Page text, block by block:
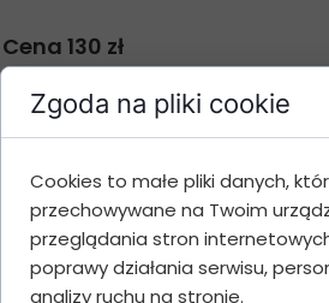
Cena 130 zł
Cennik i opis
Ilość
opakowań
Gramatura
1
3
5 mg
5 mg
Zgoda na pliki cookie
Cookies to małe pliki danych,
przechowywane na Twoim
przeglądania stron
poprawy działania serwisu,
analizy ruchu na stronie.